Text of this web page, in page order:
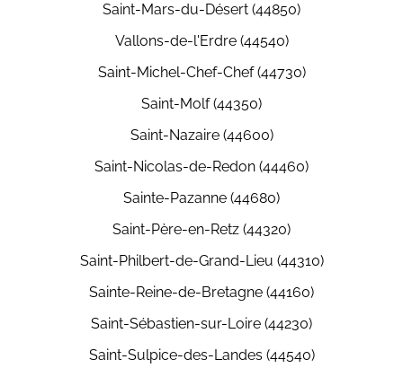
Saint-Mars-du-Désert (44850)
Vallons-de-l'Erdre (44540)
Saint-Michel-Chef-Chef (44730)
Saint-Molf (44350)
Saint-Nazaire (44600)
Saint-Nicolas-de-Redon (44460)
Sainte-Pazanne (44680)
Saint-Père-en-Retz (44320)
Saint-Philbert-de-Grand-Lieu (44310)
Sainte-Reine-de-Bretagne (44160)
Saint-Sébastien-sur-Loire (44230)
Saint-Sulpice-des-Landes (44540)